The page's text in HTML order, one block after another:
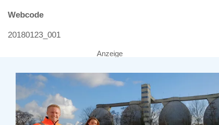
Webcode
20180123_001
Anzeige